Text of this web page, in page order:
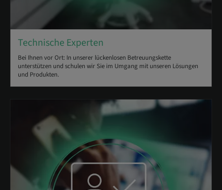
Technische Experten
Bei Ihnen vor Ort: In unserer lückenlosen Betreuungskette
unterstützen und schulen wir Sie im Umgang mit unseren Lösungen
und Produkten.